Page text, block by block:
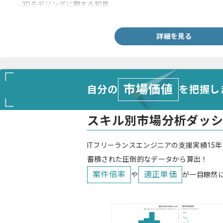
-3Dモデリングに関する知見
詳細を見る
自分の 市場価値 を把握
スキル別市場分析ダッ
ITフリーランスエンジニアの支援実績15
蓄積された圧倒的なデータから算出！
案件倍率 や 適正単価 が一目瞭然